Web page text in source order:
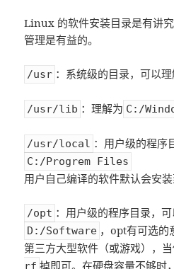
Linux 的软件安装目录是有讲
管理是有益的。
/usr ：系统级的目录，可以
/usr/lib ：理解为 C:/
/usr/local ：用户级的程序
C:/Progrem Files
用户自己编译的软件默认会安装
/opt ：用户级的程序目录，
D:/Software ，opt有可选的
第三方大型软件（或游戏），
掉即可。在硬盘容量不够时